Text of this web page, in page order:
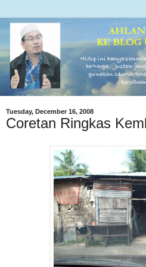
Tuesday, December 16, 2008
Coretan Ringkas